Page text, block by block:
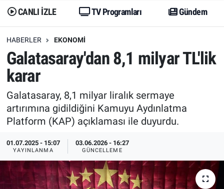
CANLI İZLE TV Programları Gündem
HABERLER EKONOMI
Galatasaray'dan 8,1 milyar TL'lik
karar
Galatasaray, 8,1 milyar liralık sermaye
artırımına gidildiğini Kamuyu Aydınlatma
Platform (KAP) açıklaması ile duyurdu.
01.07.2025 - 15:07
YAYINLANMA
03.06.2026 - 16:27
GÜNCELLEME
Dünya
Erişim Bilgileri
Ekonomi
Trend
Yazarlar
Trend
Erişim Bilgileri
Spor
Ekonomi
Medya
Özel Haberler
Trafik Durumu
Erişim Bilgileri
Tüm Manşetler
Son Dakika Haberleri